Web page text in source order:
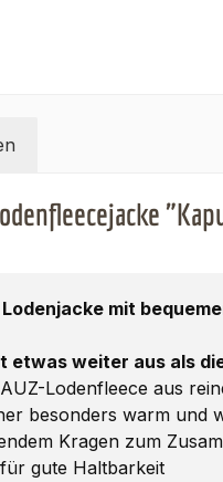
mit
etwas weiter aus als
Lodenfleece aus
besonders warm und
Kragen zum
gute Haltbarkeit